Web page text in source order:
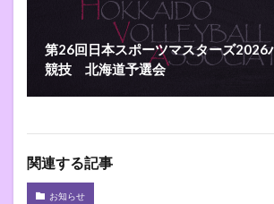
第26回日本スポーツマスターズ2026
競技 北海道予選会
関連する記事
お知らせ